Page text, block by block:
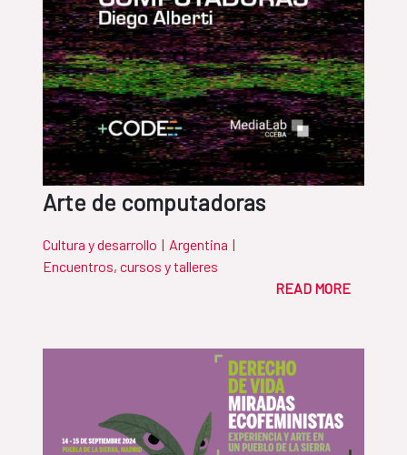
Arte de computadoras
Cultura y desarrollo | Argentina |
Encuentros, cursos y talleres
READ MORE